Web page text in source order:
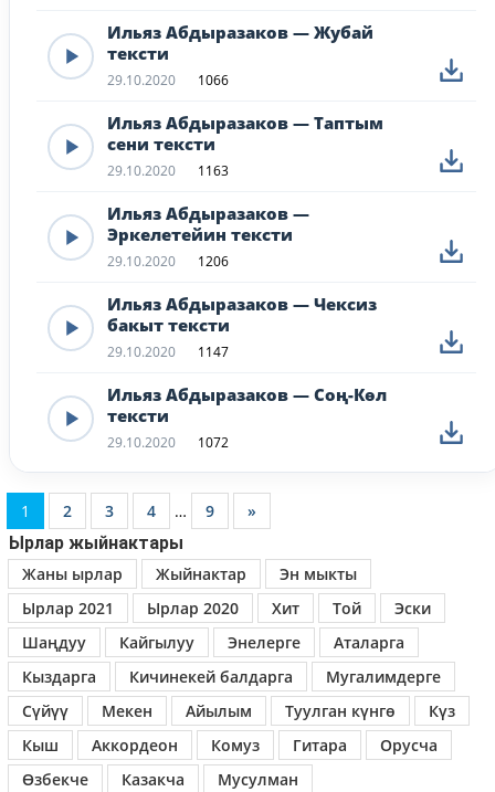
Ильяз Абдыразаков — Жубай
тексти
29.10.2020 1066
Ильяз Абдыразаков — Таптым
сени тексти
29.10.2020 1163
Ильяз Абдыразаков —
Эркелетейин тексти
29.10.2020 1206
Ильяз Абдыразаков — Чексиз
бакыт тексти
29.10.2020 1147
Ильяз Абдыразаков — Соң-Көл
тексти
29.10.2020 1072
1 2 3 4 … 9
»
Ырлар жыйнактары
Жаны ырлар
Жыйнактар
Эн мыкты
Ырлар 2021
Ырлар 2020 Хит Той
Эски
Шаңдуу
Кайгылуу Энелерге
Аталарга
Кыздарга
Кичинекей балдарга
Мугалимдерге
Сүйүү
Мекен Айылым Туулган күнгө
Күз
Кыш
Аккордеон Комуз Гитара
Орусча
Өзбекче
Казакча Мусулман